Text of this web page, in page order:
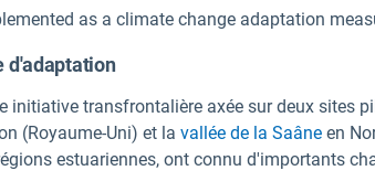
as a climate change adaptation
d'adaptation
initiative transfrontalière axée sur deux sites
(Royaume-Uni) et la vallée de la Saâne en
estuariennes, ont connu d'importants